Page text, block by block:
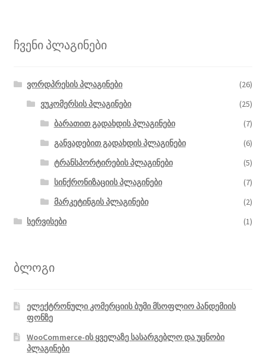
Shopify-
ზე
უკეთესი
ჩვენი პლაგინები
ვორდპრესის პლაგინები
(26)
ვუკომერსის პლაგინები
(25)
ბარათით გადახდის პლაგინები
(7)
განვადებით გადახდის პლაგინები
(6)
ტრანსპორტირების პლაგინები
(5)
სინქრონიზაციის პლაგინები
(7)
მარკეტინგის პლაგინები
(2)
სერვისები
(1)
ბლოგი
ელექტრონული კომერციის ბუმი მსოფლიო პანდემიის
ფონზე
WooCommerce-ის ყველაზე სასარგებლო და უცნობი
პლაგინები